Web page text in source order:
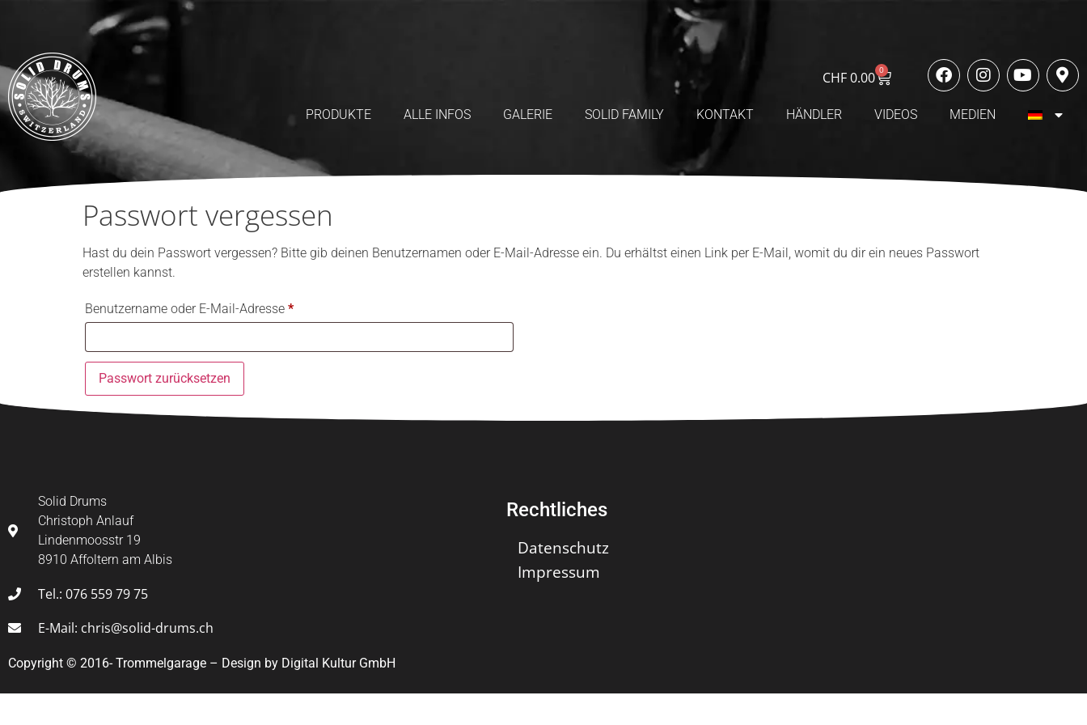
CHF0.00 0
PRODUKTE ALLE INFOS GALERIE SOLID FAMILY KONTAKT HÄNDLER VIDEOS MEDIEN
Passwort vergessen
Hast du dein Passwort vergessen? Bitte gib deinen Benutzernamen oder E-Mail-Adresse ein. Du erhältst einen Link per E-Mail, womit du dir ein neues Passwort
erstellen kannst.
Benutzername oder E-Mail-Adresse *
Passwort zurücksetzen
Solid Drums
Christoph Anlauf
Lindenmoosstr 19
8910 Affoltern am Albis
Tel.: 076 559 79 75
E-Mail: chris@solid-drums.ch
Rechtliches
Datenschutz
Impressum
Copyright © 2016- Trommelgarage – Design by Digital Kultur GmbH